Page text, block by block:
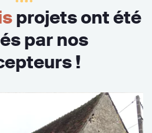
projets ont été
par nos
!